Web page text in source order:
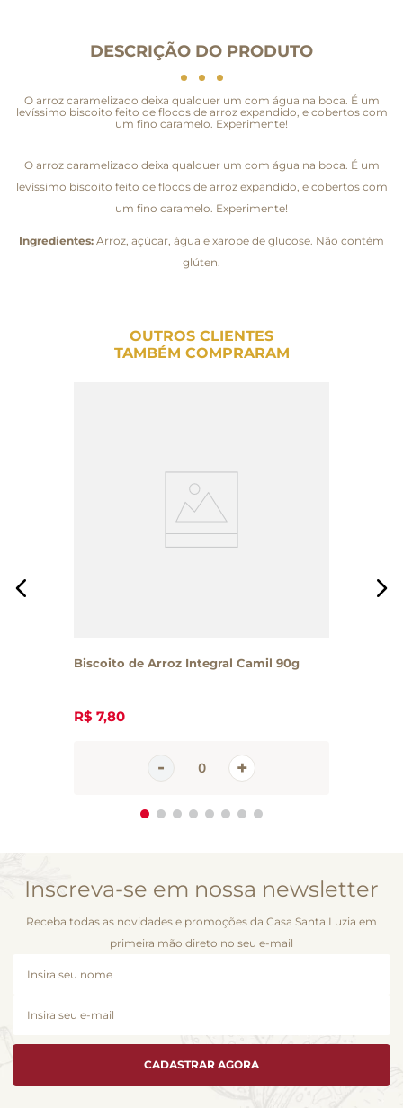
DESCRIÇÃO DO PRODUTO
O arroz caramelizado deixa qualquer um com água na boca. É um
levíssimo biscoito feito de flocos de arroz expandido, e cobertos com
um fino caramelo. Experimente!
O arroz caramelizado deixa qualquer um com água na boca. É um
levíssimo biscoito feito de flocos de arroz expandido, e cobertos com
um fino caramelo. Experimente!
Ingredientes: Arroz, açúcar, água e xarope de glucose. Não contém
glúten.
OUTROS CLIENTES
TAMBÉM COMPRARAM
Biscoito de Arroz Integral Camil 90g
R$ 7,80
Inscreva-se em nossa newsletter
Receba todas as novidades e promoções da Casa Santa Luzia em
primeira mão direto no seu e-mail
CADASTRAR AGORA